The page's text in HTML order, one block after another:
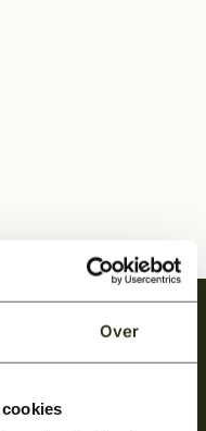
Over
nieuws